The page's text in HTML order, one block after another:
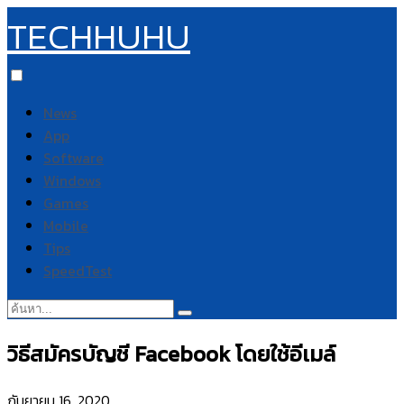
TECHHUHU
News
App
Software
Windows
Games
Mobile
Tips
SpeedTest
ค้นหา:
วิธีสมัครบัญชี Facebook โดยใช้อีเมล์